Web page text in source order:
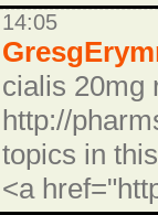
14:05
cialis 20mg
http://
topics in
<a